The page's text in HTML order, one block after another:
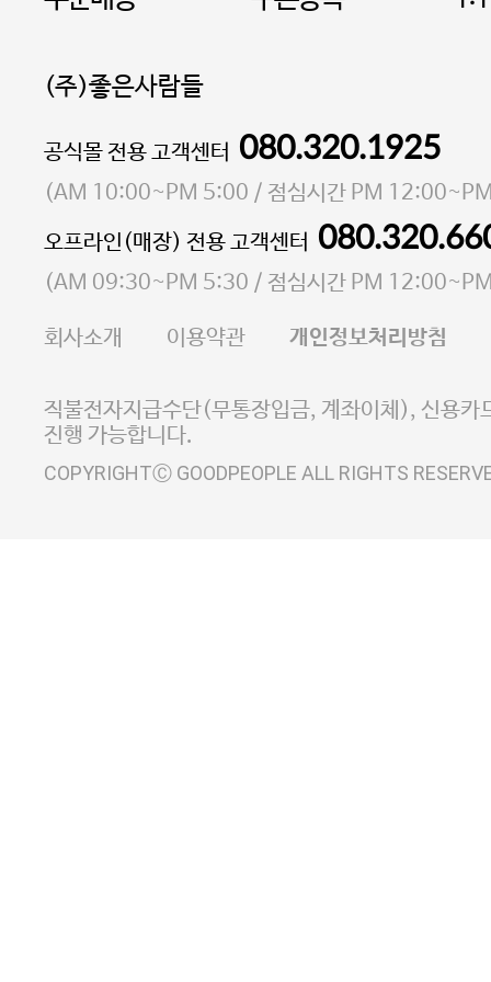
(주)좋은사람들
대표 이성현,박영환| 개인정보관리책임자 김상현
소재지 서울특별시 마포구 마포대로4다길 41 마포
통신판매업 신고번호 2023-서울마포-3931호
사업자등록번호 105-81-58242
E-MAIL goodpeople@gpin.co.kr
사업자정보확인
이니시스 에스크로 서비
공식몰 전용 고객센터 080.320.1925
(AM 10:00~PM 5:00 / 점심시간 PM
오프라인(매장) 전용 고객센터
(AM 09:30~PM 5:30 / 점심시간 PM
회사소개 이용약관 개인정보처리방침
직불전자지급수단(무통장입금, 계좌이체), 신용카
진행 가능합니다.
COPYRIGHTⒸ GOODPEOPLE ALL RIGHTS